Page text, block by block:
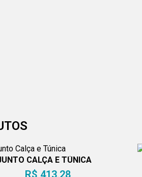
CALÇA E TÚNICA
R$ 413,28